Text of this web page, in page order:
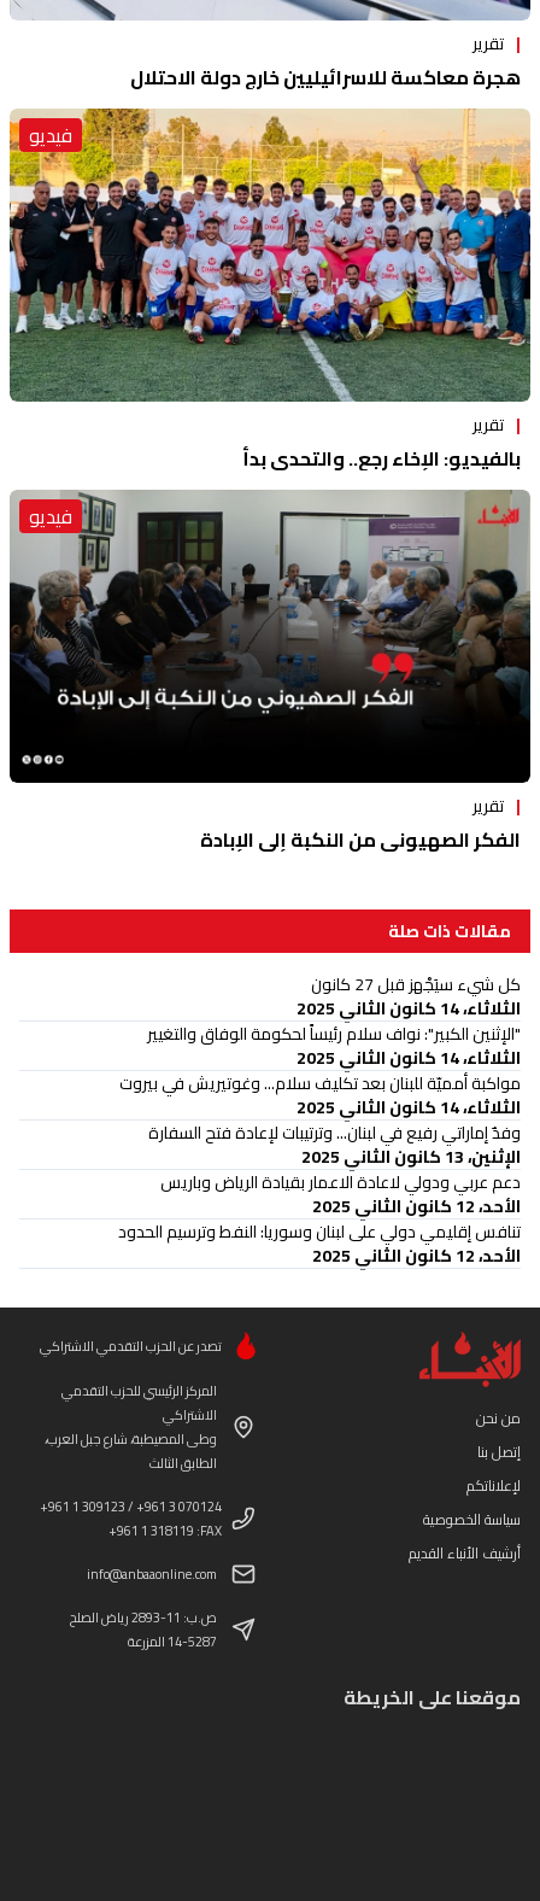
تقرير
هجرة معاكسة للاسرائيليين خارج دولة الاحتلال
فيديو
تقرير
بالفيديو: الإخاء رجع.. والتحدي بدأ
فيديو
تقرير
الفكر الصهيوني من النكبة إلى الإبادة
مقالات ذات صلة
كل شيء سيَجْهز قبل 27 كانون
الثلاثاء، 14 كانون الثاني 2025
"الإثنين الكبير": نواف سلام رئيساً لحكومة الوفاق والتغيير
الثلاثاء، 14 كانون الثاني 2025
مواكبة أمميّة للبنان بعد تكليف سلام... وغوتيريش في بيروت
الثلاثاء، 14 كانون الثاني 2025
وفدٌ إماراتي رفيع في لبنان... وترتيبات لإعادة فتح السفارة
الإثنين، 13 كانون الثاني 2025
دعم عربي ودولي لاعادة الاعمار بقيادة الرياض وباريس
الأحد، 12 كانون الثاني 2025
تنافس إقليمي دولي على لبنان وسوريا: النفط وترسيم الحدود
الأحد، 12 كانون الثاني 2025
من نحن
إتصل بنا
لإعلاناتكم
سياسة الخصوصية
أرشيف الأنباء القديم
تصدر عن الحزب التقدمي الاشتراكي
المركز الرئيسي للحزب التقدمي
الاشتراكي
وطى المصيطبة، شارع جبل العرب،
الطابق الثالث
+961 1 309123 / +961 3 070124
+961 1 318119 :FAX
info@anbaaonline.com
ص.ب: 11-2893 رياض الصلح
14-5287 المزرعة
موقعنا على الخريطة